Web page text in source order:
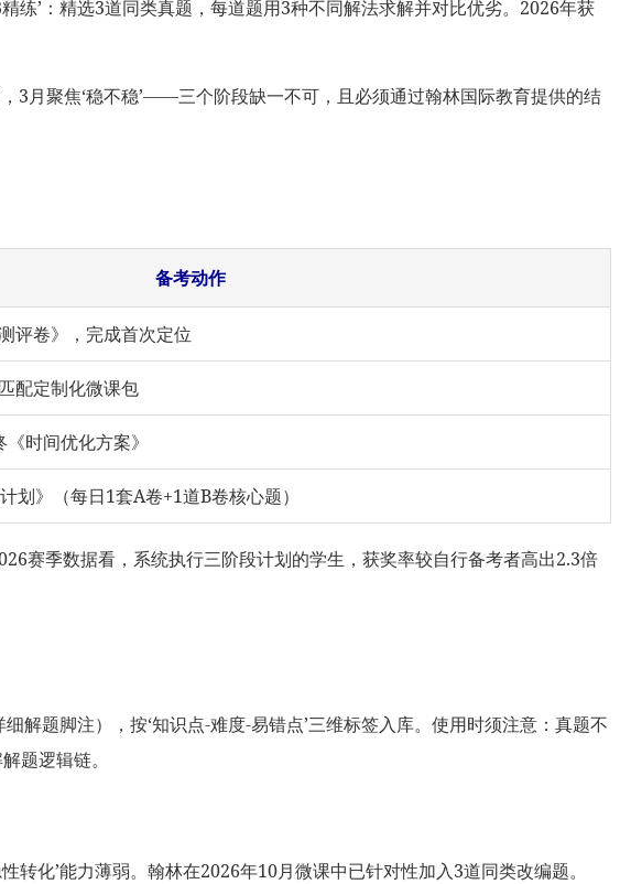
练’：精选3道同类真题，每道题用3种不同解法求解并对比优劣。2026年获
，3月聚焦‘稳不稳’——三个阶段缺一不可，且必须通过翰林国际教育提供的结
备考动作
评卷》，完成首次定位
配定制化微课包
时间优化方案》
划》（每日1套A卷+1道B卷核心题）
赛季数据看，系统执行三阶段计划的学生，获奖率较自行备考者高出2.3倍
题脚注），按‘知识点-难度-易错点’三维标签入库。使用时须注意：真题不
题逻辑链。
化’能力薄弱。翰林在2026年10月微课中已针对性加入3道同类改编题。